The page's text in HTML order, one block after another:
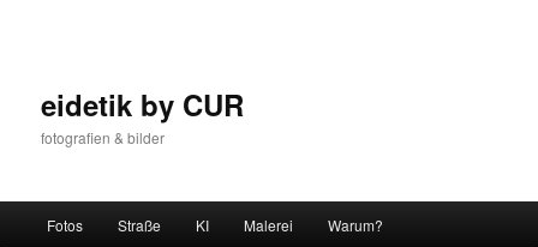
eidetik by CUR
fotografien & bilder
Fotos Straße KI Malerei Warum?